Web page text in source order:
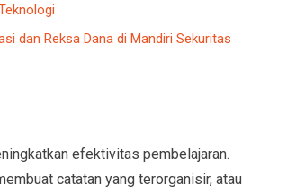
dan Reksa Dana di Mandiri Sekuritas
efektivitas pembelajaran.
catatan yang terorganisir, atau